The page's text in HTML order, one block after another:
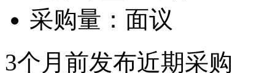
采购量： 面议
3个月前发布近期采购